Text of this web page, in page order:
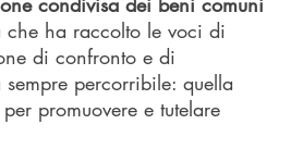
che ha raccolto le voci di
di confronto e di
percorribile: quella
promuovere e tutelare